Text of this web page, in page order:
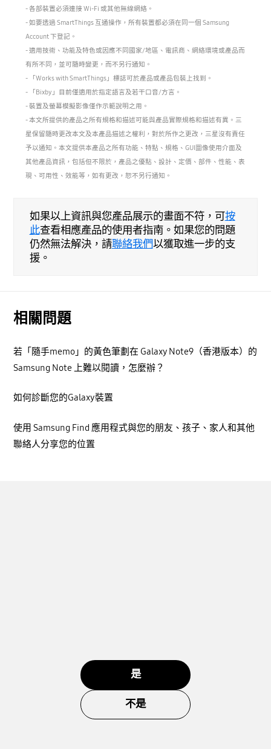
- 各部裝置必須連接 Wi-Fi 或其他無線網絡。
- 如要透過 SmartThings 互通操作，所有裝置都必須在同一個 Samsung
Account 下登記。
- 適用技術、功能及特色或因應不同國家/地區、電訊商、網絡環境或產品而
有所不同，並可隨時變更，而不另行通知。
- 「Works with SmartThings」標誌可於產品或產品包裝上找到。
- 「Bixby」目前僅適用於指定語言及若干口音/方言。
- 裝置及螢幕模擬影像僅作示範說明之用。
- 本文所提供的產品之所有規格和描述可能與產品實際規格和描述有異。三
星保留隨時更改本文及本產品描述之權利，對於所作之更改，三星沒有責任
予以通知。本文提供本產品之所有功能、特點、規格、GUI圖像使用介面及
其他產品資訊，包括但不限於，產品之優點、設計、定價、部件、性能、表
現、可用性、效能等，如有更改，恕不另行通知。
如果以上資訊與您產品展示的畫面不符，可按
此查看相應產品的使用者指南。如果您的問題
仍然無法解決，請聯絡我們以獲取進一步的支
援。
相關問題
若「隨手memo」的黃色筆劃在 Galaxy Note9（香港版本）的
Samsung Note 上難以閱讀，怎麼辦？
如何診斷您的Galaxy裝置
使用 Samsung Find 應用程式與您的朋友、孩子、家人和其他
聯絡人分享您的位置
是
不是